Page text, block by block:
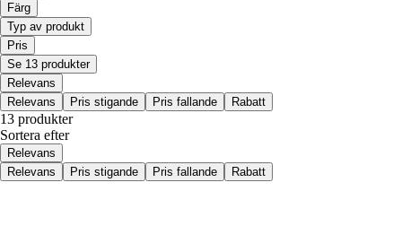
Färg
Typ av produkt
Pris
Se 13 produkter
Relevans
Relevans
Pris stigande Pris fallande Rabatt
13 produkter
Sortera efter
Relevans
Relevans
Pris stigande Pris fallande Rabatt